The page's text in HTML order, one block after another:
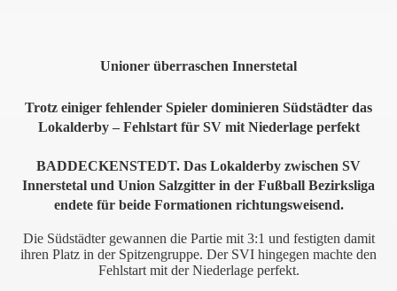
Unioner überraschen Innerstetal
Trotz einiger fehlender Spieler dominieren Südstädter das
Lokalderby – Fehlstart für SV mit Niederlage perfekt
BADDECKENSTEDT. Das Lokalderby zwischen SV
Innerstetal und Union Salzgitter in der Fußball Bezirksliga
endete für beide Formationen richtungsweisend.
Die Südstädter gewannen die Partie mit 3:1 und festigten damit
ihren Platz in der Spitzengruppe. Der SVI hingegen machte den
Fehlstart mit der Niederlage perfekt.